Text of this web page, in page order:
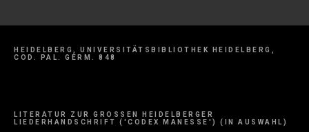
HEIDELBERG, UNIVERSITÄTSBIBLIOTHEK HEIDELBERG,
COD. PAL. GERM. 848
LITERATUR ZUR GROSSEN HEIDELBERGER L
IEDERHANDSCHRIFT ('CODEX MANESSE') (IN AUSWAHL)